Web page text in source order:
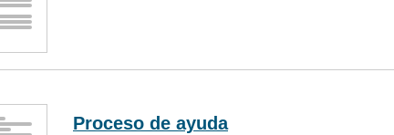
Proceso de ayuda